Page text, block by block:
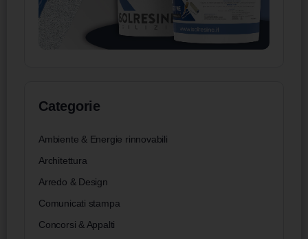
Categorie
Ambiente & Energie rinnovabili
Architettura
Arredo & Design
Comunicati stampa
Concorsi & Appalti